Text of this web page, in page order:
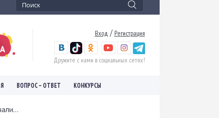
Вход / Регистрация
Дружите с нами в социальных сетях!
ВОПРОС – ОТВЕТ КОНКУРСЫ